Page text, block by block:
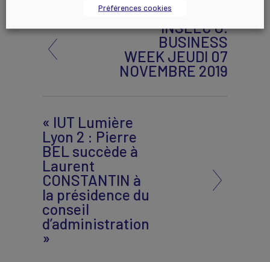
INSEEC U.
BUSINESS
WEEK JEUDI 07
NOVEMBRE 2019
« IUT Lumière
Lyon 2 : Pierre
BEL succède à
Laurent
CONSTANTIN à
la présidence du
conseil
d’administration
»
Préférences cookies